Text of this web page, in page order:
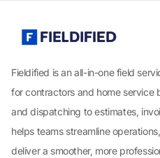
Fieldified is an all-in-one field
for contractors and home service
and dispatching to estimates,
helps teams streamline
deliver a smoother, more